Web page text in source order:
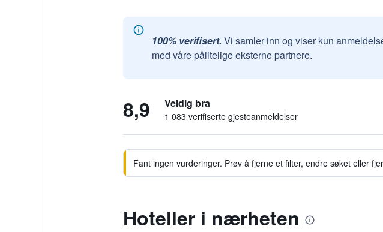
100% verifisert. Vi samler inn og viser kun
med våre pålitelige eksterne partnere.
8,9 Veldig bra
1 083 verifiserte gjesteanmeldelser
Fant ingen vurderinger. Prøv å fjerne et filter, endre søket eller
Hoteller i nærheten